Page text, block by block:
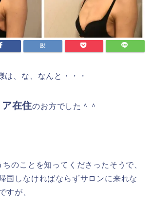
は、な、なんと・・・
在住のお方でした＾＾
のことを知ってくださったそうで、
国しなければならずサロンに来れな
すが、